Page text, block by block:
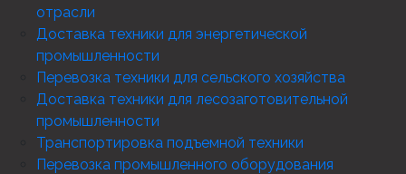
отрасли
Доставка техники для энергетической
промышленности
Перевозка техники для сельского хозяйства
Доставка техники для лесозаготовительной
промышленности
Транспортировка подъемной техники
Перевозка промышленного оборудования